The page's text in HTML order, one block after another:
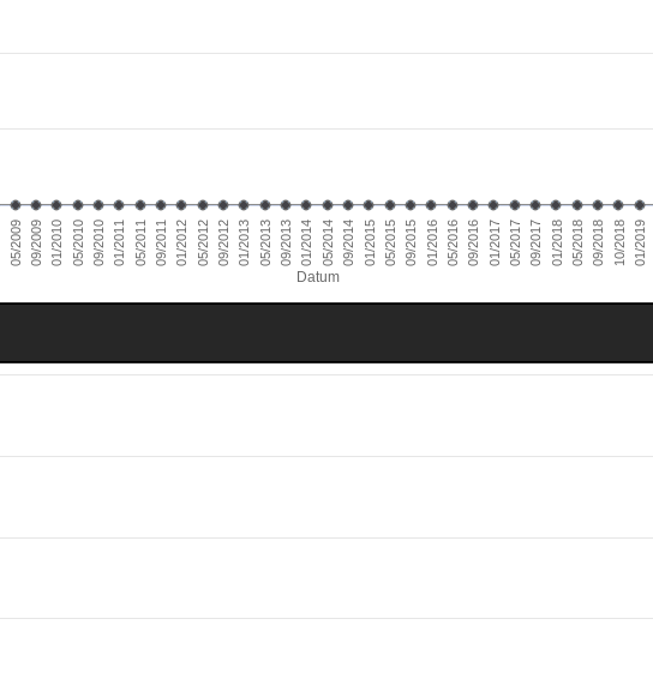
Datum
05/2009 09/2009 01/2010 05/2010 09/2010 01/2011 05/2011 09/2011 01/2012 05/2012 09/2012 01/2013 05/2013 09/2013 01/2014 05/2014 09/2014 01/2015 05/2015 09/2015 01/2016 05/2016 09/2016 01/2017 05/2017 09/2017 01/2018 05/2018 09/2018 10/2018 01/2019